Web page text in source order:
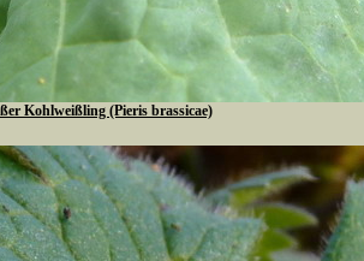
Kohlweißling (Pieris brassicae)